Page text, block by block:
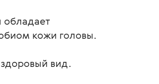
обладает
кожи головы.
вид.